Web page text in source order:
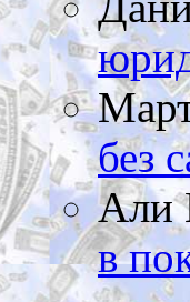
без
Али
в